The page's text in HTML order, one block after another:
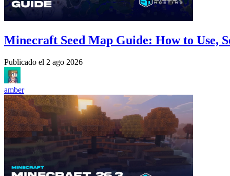
Minecraft Seed Map Guide: How to Use,
Publicado el 2 ago 2026
amber